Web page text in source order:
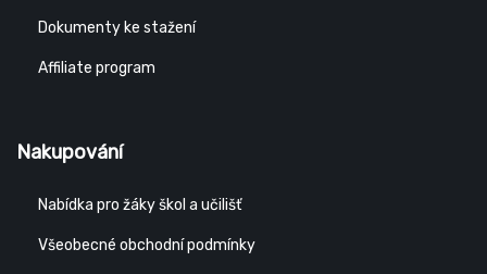
Dokumenty ke stažení
Affiliate program
Nakupování
Nabídka pro žáky škol a učilišť
Všeobecné obchodní podmínky